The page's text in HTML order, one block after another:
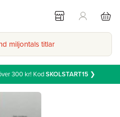
miljontals titlar
300 kr! KodSKOLSTART15❯